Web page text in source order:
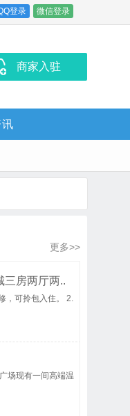
登录 微信登录
商家入驻
更多>>
三房两厅两..
，可拎包入住。 2.
场现有一间高端温